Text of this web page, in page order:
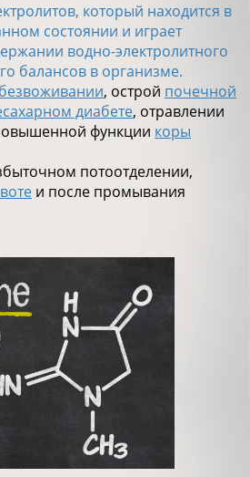
который находится в
состоянии и играет
водно-электролитного
балансов в организме.
, острой почечной
диабете, отравлении
функции коры
потоотделении,
и после промывания